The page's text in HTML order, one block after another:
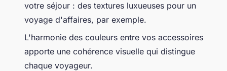
votre séjour : des textures luxueuses pour un
voyage d'affaires, par exemple.
L'harmonie des couleurs entre vos accessoires
apporte une cohérence visuelle qui distingue
chaque voyageur.